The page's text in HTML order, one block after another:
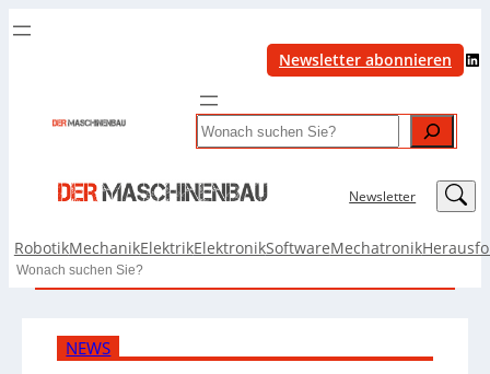
Newsletter abonnieren LinkedIn
Search
Newsletter LinkedIn
RobotikMechanikElektrikElektronikSoftwareMechatronik
Search
NEWS